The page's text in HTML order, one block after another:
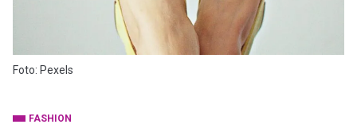
Foto: Pexels
FASHION